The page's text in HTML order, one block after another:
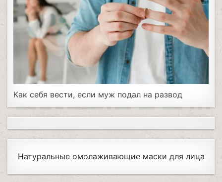
Как себя вести, если муж подал на развод
Натуральные омолаживающие маски для лица